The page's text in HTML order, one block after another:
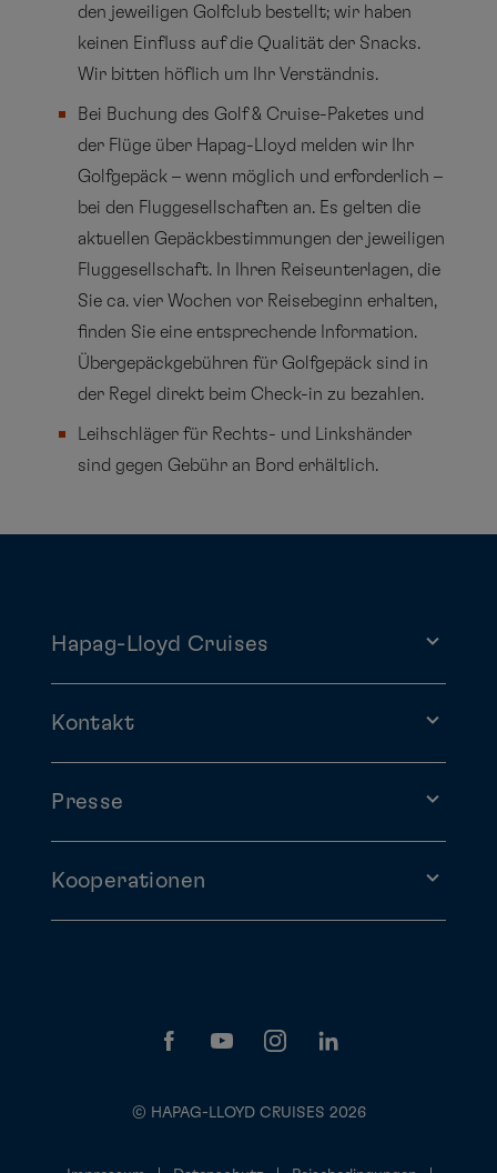
den jeweiligen Golfclub bestellt; wir haben
keinen Einfluss auf die Qualität der Snacks.
Wir bitten höflich um Ihr Verständnis.
Bei Buchung des Golf & Cruise-Paketes und
der Flüge über Hapag-Lloyd melden wir Ihr
Golfgepäck – wenn möglich und erforderlich –
bei den Fluggesellschaften an. Es gelten die
aktuellen Gepäckbestimmungen der jeweiligen
Fluggesellschaft. In Ihren Reiseunterlagen, die
Sie ca. vier Wochen vor Reisebeginn erhalten,
finden Sie eine entsprechende Information.
Übergepäckgebühren für Golfgepäck sind in
der Regel direkt beim Check-in zu bezahlen.
Leihschläger für Rechts- und Linkshänder
sind gegen Gebühr an Bord erhältlich.
Hapag-Lloyd Cruises
Kontakt
Presse
Kooperationen
© HAPAG-LLOYD CRUISES 2026